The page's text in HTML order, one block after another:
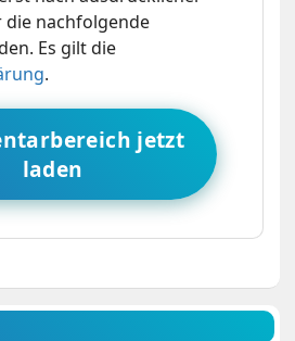
nachfolgende
Es gilt die
.
jetzt
laden